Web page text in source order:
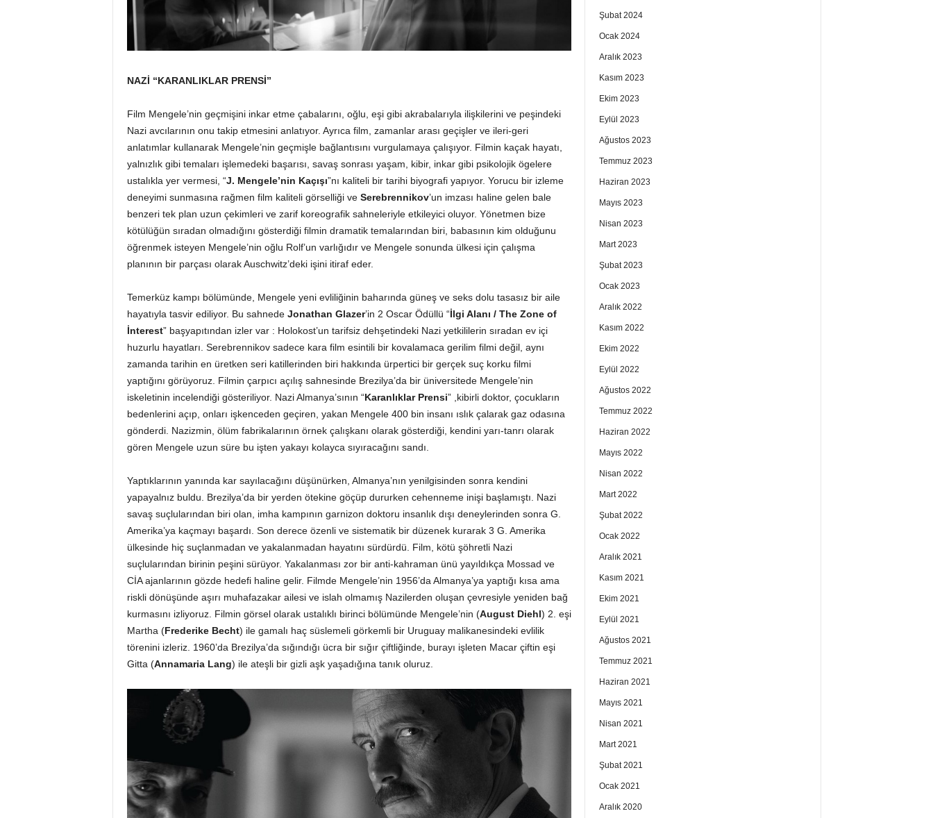
NAZİ “KARANLIKLAR PRENSİ”
Film Mengele’nin geçmişini inkar etme çabalarını, oğlu, eşi gibi akrabalarıyla ilişkilerini ve peşindeki
Nazi avcılarının onu takip etmesini anlatıyor. Ayrıca film, zamanlar arası geçişler ve ileri-geri
anlatımlar kullanarak Mengele’nin geçmişle bağlantısını vurgulamaya çalışıyor. Filmin kaçak hayatı,
yalnızlık gibi temaları işlemedeki başarısı, savaş sonrası yaşam, kibir, inkar gibi psikolojik ögelere
ustalıkla yer vermesi, “J. Mengele’nin Kaçışı”nı kaliteli bir tarihi biyografi yapıyor. Yorucu bir izleme
deneyimi sunmasına rağmen film kaliteli görselliği ve Serebrennikov’un imzası haline gelen bale
benzeri tek plan uzun çekimleri ve zarif koreografik sahneleriyle etkileyici oluyor. Yönetmen bize
kötülüğün sıradan olmadığını gösterdiği filmin dramatik temalarından biri, babasının kim olduğunu
öğrenmek isteyen Mengele’nin oğlu Rolf’un varlığıdır ve Mengele sonunda ülkesi için çalışma
planının bir parçası olarak Auschwitz’deki işini itiraf eder.
Temerküz kampı bölümünde, Mengele yeni evliliğinin baharında güneş ve seks dolu tasasız bir aile
hayatıyla tasvir ediliyor. Bu sahnede Jonathan Glazer’in 2 Oscar Ödüllü “İlgi Alanı / The Zone of
İnterest” başyapıtından izler var : Holokost’un tarifsiz dehşetindeki Nazi yetkililerin sıradan ev içi
huzurlu hayatları. Serebrennikov sadece kara film esintili bir kovalamaca gerilim filmi değil, aynı
zamanda tarihin en üretken seri katillerinden biri hakkında ürpertici bir gerçek suç korku filmi
yaptığını görüyoruz. Filmin çarpıcı açılış sahnesinde Brezilya’da bir üniversitede Mengele’nin
iskeletinin incelendiği gösteriliyor. Nazi Almanya’sının “Karanlıklar Prensi” ,kibirli doktor, çocukların
bedenlerini açıp, onları işkenceden geçiren, yakan Mengele 400 bin insanı ıslık çalarak gaz odasına
gönderdi. Nazizmin, ölüm fabrikalarının örnek çalışkanı olarak gösterdiği, kendini yarı-tanrı olarak
gören Mengele uzun süre bu işten yakayı kolayca sıyıracağını sandı.
Yaptıklarının yanında kar sayılacağını düşünürken, Almanya’nın yenilgisinden sonra kendini
yapayalnız buldu. Brezilya’da bir yerden ötekine göçüp dururken cehenneme inişi başlamıştı. Nazi
savaş suçlularından biri olan, imha kampının garnizon doktoru insanlık dışı deneylerinden sonra G.
Amerika’ya kaçmayı başardı. Son derece özenli ve sistematik bir düzenek kurarak 3 G. Amerika
ülkesinde hiç suçlanmadan ve yakalanmadan hayatını sürdürdü. Film, kötü şöhretli Nazi
suçlularından birinin peşini sürüyor. Yakalanması zor bir anti-kahraman ünü yayıldıkça Mossad ve
CİA ajanlarının gözde hedefi haline gelir. Filmde Mengele’nin 1956’da Almanya’ya yaptığı kısa ama
riskli dönüşünde aşırı muhafazakar ailesi ve islah olmamış Nazilerden oluşan çevresiyle yeniden bağ
kurmasını izliyoruz. Filmin görsel olarak ustalıklı birinci bölümünde Mengele’nin (August Diehl) 2. eşi
Martha (Frederike Becht) ile gamalı haç süslemeli görkemli bir Uruguay malikanesindeki evlilik
törenini izleriz. 1960’da Brezilya’da sığındığı ücra bir sığır çiftliğinde, burayı işleten Macar çiftin eşi
Gitta (Annamaria Lang) ile ateşli bir gizli aşk yaşadığına tanık oluruz.
Şubat 2024
Ocak 2024
Aralık 2023
Kasım 2023
Ekim 2023
Eylül 2023
Ağustos 2023
Temmuz 2023
Haziran 2023
Mayıs 2023
Nisan 2023
Mart 2023
Şubat 2023
Ocak 2023
Aralık 2022
Kasım 2022
Ekim 2022
Eylül 2022
Ağustos 2022
Temmuz 2022
Haziran 2022
Mayıs 2022
Nisan 2022
Mart 2022
Şubat 2022
Ocak 2022
Aralık 2021
Kasım 2021
Ekim 2021
Eylül 2021
Ağustos 2021
Temmuz 2021
Haziran 2021
Mayıs 2021
Nisan 2021
Mart 2021
Şubat 2021
Ocak 2021
Aralık 2020